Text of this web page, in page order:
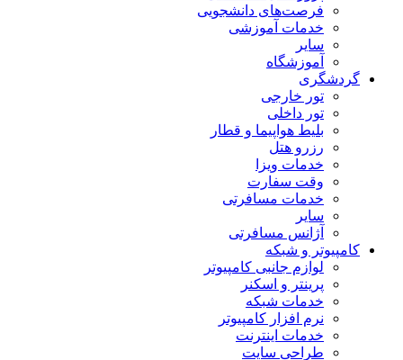
فرصت‌های دانشجویی
خدمات آموزشی
سایر
آموزشگاه
گردشگری
تور خارجی
تور داخلی
بلیط هواپیما و قطار
رزرو هتل
خدمات ویزا
وقت سفارت
خدمات مسافرتی
سایر
آژانس مسافرتی
کامپیوتر و شبکه
لوازم جانبی کامپیوتر
پرینتر و اسکنر
خدمات شبکه
نرم افزار کامپیوتر
خدمات اینترنت
طراحی سایت